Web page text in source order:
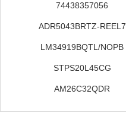
74438357056
ADR5043BRTZ-REEL7
LM34919BQTL/NOPB
STPS20L45CG
AM26C32QDR